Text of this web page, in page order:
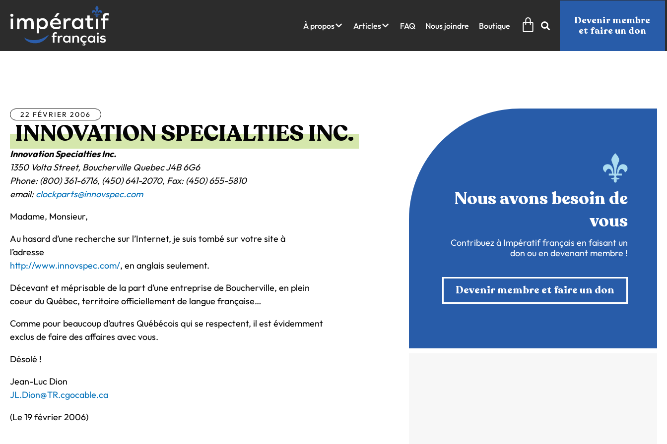
contenu
À propos Articles FAQ Nous joindre Boutique Panier
Devenir membre
et faire un don
22 FÉVRIER 2006
INNOVATION SPECIALTIES INC.
Innovation Specialties Inc.
1350 Volta Street, Boucherville Quebec J4B 6G6
Phone: (800) 361-6716, (450) 641-2070, Fax: (450) 655-5810
email:clockparts@innovspec.com
Madame, Monsieur,
Au hasard d’une recherche sur l’Internet, je suis tombé sur votre site à
l’adresse
http://www.innovspec.com/, en anglais seulement.
Décevant et méprisable de la part d’une entreprise de Boucherville, en plein
coeur du Québec, territoire officiellement de langue française…
Comme pour beaucoup d’autres Québécois qui se respectent, il est évidemment
exclus de faire des affaires avec vous.
Désolé !
Jean-Luc Dion
JL.Dion@TR.cgocable.ca
(Le 19 février 2006)
Nous avons besoin de
vous
Contribuez à Impératif français en faisant un
don ou en devenant membre !
Devenir membre et faire un don